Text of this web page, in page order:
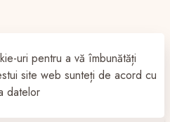
uri pentru a vă îmbunătăți
site web sunteți de acord cu
datelor